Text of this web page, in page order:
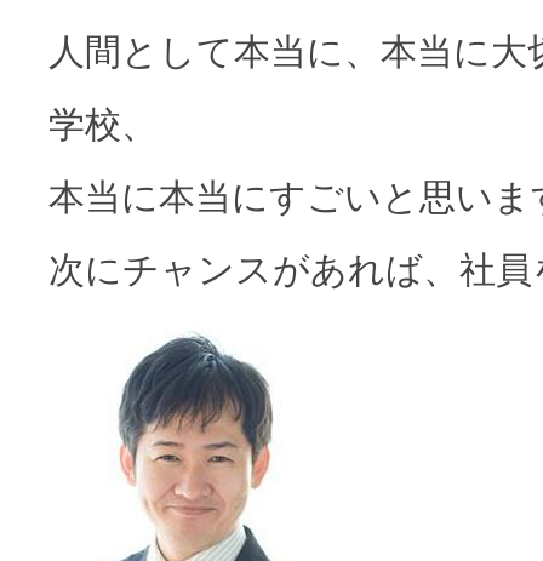
人間として本当に、本当に
学校、
本当に本当にすごいと思いま
次にチャンスがあれば、社